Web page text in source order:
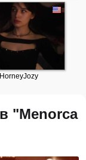
"Menorca